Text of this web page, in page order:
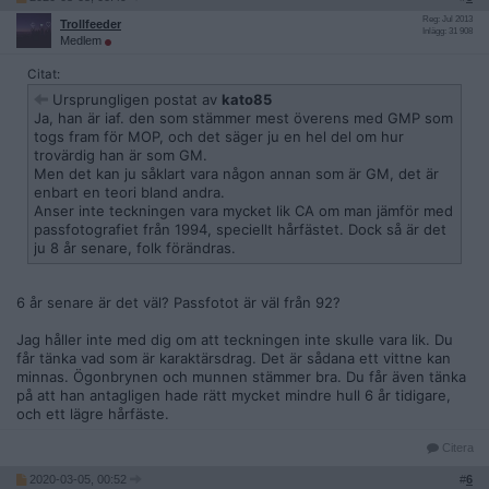
Trollfeeder
Medlem
Reg: Jul 2013
Inlägg: 31 908
Citat:
Ursprungligen postat av kato85
Ja, han är iaf. den som stämmer mest överens med GMP som
togs fram för MOP, och det säger ju en hel del om hur
trovärdig han är som GM.
Men det kan ju såklart vara någon annan som är GM, det är
enbart en teori bland andra.
Anser inte teckningen vara mycket lik CA om man jämför med
passfotografiet från 1994, speciellt hårfästet. Dock så är det
ju 8 år senare, folk förändras.
6 år senare är det väl? Passfotot är väl från 92?
Jag håller inte med dig om att teckningen inte skulle vara lik. Du
får tänka vad som är karaktärsdrag. Det är sådana ett vittne kan
minnas. Ögonbrynen och munnen stämmer bra. Du får även tänka
på att han antagligen hade rätt mycket mindre hull 6 år tidigare,
och ett lägre hårfäste.
Citera
2020-03-05, 00:52 #6